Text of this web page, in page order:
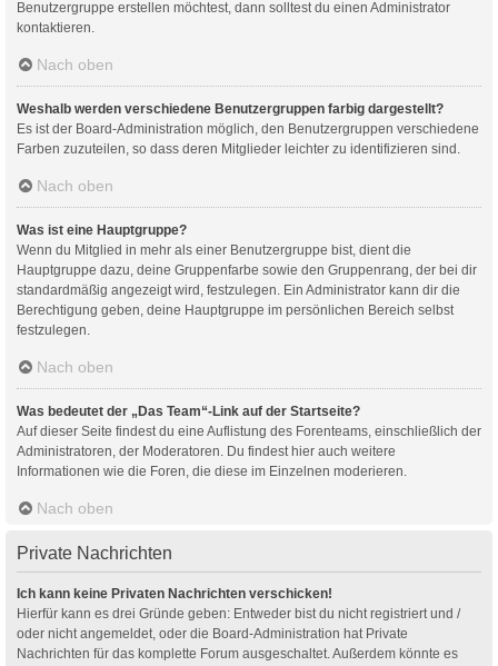
Benutzergruppe erstellen möchtest, dann solltest du einen Administrator
kontaktieren.
Nach oben
Weshalb werden verschiedene Benutzergruppen farbig dargestellt?
Es ist der Board-Administration möglich, den Benutzergruppen verschiedene
Farben zuzuteilen, so dass deren Mitglieder leichter zu identifizieren sind.
Nach oben
Was ist eine Hauptgruppe?
Wenn du Mitglied in mehr als einer Benutzergruppe bist, dient die
Hauptgruppe dazu, deine Gruppenfarbe sowie den Gruppenrang, der bei dir
standardmäßig angezeigt wird, festzulegen. Ein Administrator kann dir die
Berechtigung geben, deine Hauptgruppe im persönlichen Bereich selbst
festzulegen.
Nach oben
Was bedeutet der „Das Team“-Link auf der Startseite?
Auf dieser Seite findest du eine Auflistung des Forenteams, einschließlich der
Administratoren, der Moderatoren. Du findest hier auch weitere
Informationen wie die Foren, die diese im Einzelnen moderieren.
Nach oben
Private Nachrichten
Ich kann keine Privaten Nachrichten verschicken!
Hierfür kann es drei Gründe geben: Entweder bist du nicht registriert und /
oder nicht angemeldet, oder die Board-Administration hat Private
Nachrichten für das komplette Forum ausgeschaltet. Außerdem könnte es